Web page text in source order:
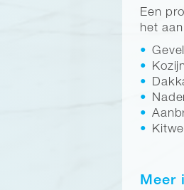
Een
het
Meer